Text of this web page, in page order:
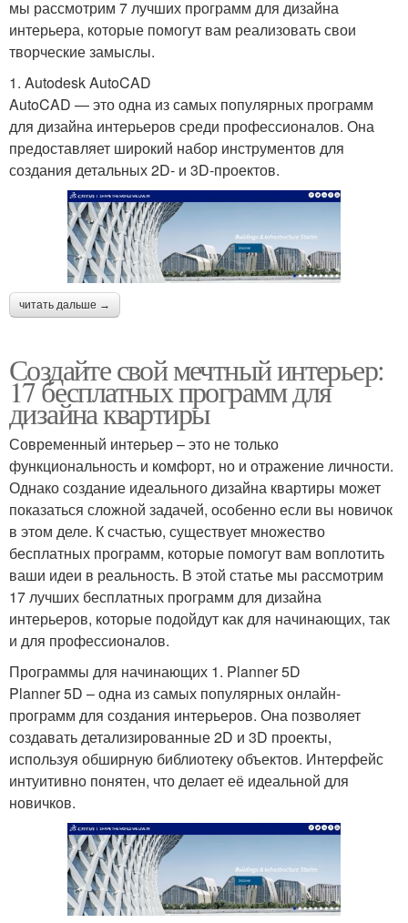
мы рассмотрим 7 лучших программ для дизайна
интерьера, которые помогут вам реализовать свои
творческие замыслы.
1. Autodesk AutoCAD
AutoCAD — это одна из самых популярных программ
для дизайна интерьеров среди профессионалов. Она
предоставляет широкий набор инструментов для
создания детальных 2D- и 3D-проектов.
читать дальше →
Создайте свой мечтный интерьер:
17 бесплатных программ для
дизайна квартиры
Современный интерьер – это не только
функциональность и комфорт, но и отражение личности.
Однако создание идеального дизайна квартиры может
показаться сложной задачей, особенно если вы новичок
в этом деле. К счастью, существует множество
бесплатных программ, которые помогут вам воплотить
ваши идеи в реальность. В этой статье мы рассмотрим
17 лучших бесплатных программ для дизайна
интерьеров, которые подойдут как для начинающих, так
и для профессионалов.
Программы для начинающих 1. Planner 5D
Planner 5D – одна из самых популярных онлайн-
программ для создания интерьеров. Она позволяет
создавать детализированные 2D и 3D проекты,
используя обширную библиотеку объектов. Интерфейс
интуитивно понятен, что делает её идеальной для
новичков.